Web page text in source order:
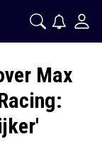
Max